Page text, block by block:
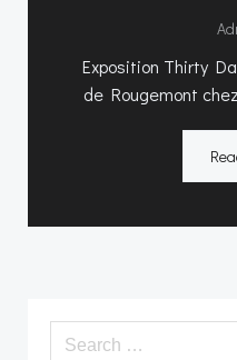
Exposition Thirty
de Rougemont
Search